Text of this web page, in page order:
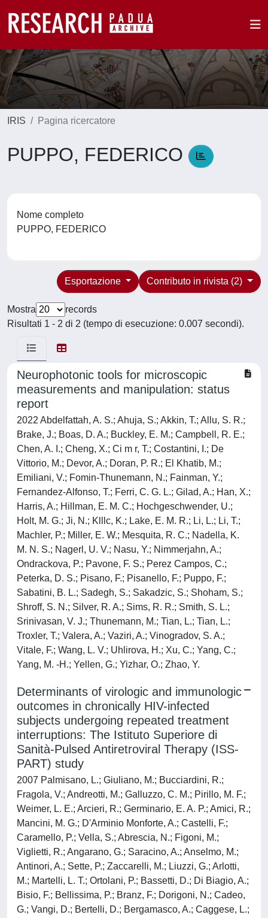
IRIS Pagina ricercatore
PUPPO, FEDERICO
Nome completo
PUPPO, FEDERICO
Contributo in rivista (2)
Esportazione
Mostra
records
Risultati 1 - 2 di 2 (tempo di esecuzione: 0.007 secondi).
Neurophotonic tools for microscopic
measurements and manipulation: status
report
2022 Abdelfattah, A. S.; Ahuja, S.; Akkin, T.; Allu, S. R.;
Brake, J.; Boas, D. A.; Buckley, E. M.; Campbell, R. E.;
Chen, A. I.; Cheng, X.; Ci m r, T.; Costantini, I.; De
Vittorio, M.; Devor, A.; Doran, P. R.; El Khatib, M.;
Emiliani, V.; Fomin-Thunemann, N.; Fainman, Y.;
Fernandez-Alfonso, T.; Ferri, C. G. L.; Gilad, A.; Han, X.;
Harris, A.; Hillman, E. M. C.; Hochgeschwender, U.;
Holt, M. G.; Ji, N.; Klllc, K.; Lake, E. M. R.; Li, L.; Li, T.;
Machler, P.; Miller, E. W.; Mesquita, R. C.; Nadella, K.
M. N. S.; Nagerl, U. V.; Nasu, Y.; Nimmerjahn, A.;
Ondrackova, P.; Pavone, F. S.; Perez Campos, C.;
Peterka, D. S.; Pisano, F.; Pisanello, F.; Puppo, F.;
Sabatini, B. L.; Sadegh, S.; Sakadzic, S.; Shoham, S.;
Shroff, S. N.; Silver, R. A.; Sims, R. R.; Smith, S. L.;
Srinivasan, V. J.; Thunemann, M.; Tian, L.; Tian, L.;
Troxler, T.; Valera, A.; Vaziri, A.; Vinogradov, S. A.;
Vitale, F.; Wang, L. V.; Uhlirova, H.; Xu, C.; Yang, C.;
Yang, M. -H.; Yellen, G.; Yizhar, O.; Zhao, Y.
Determinants of virologic and immunologic
outcomes in chronically HIV-infected
subjects undergoing repeated treatment
interruptions: The Istituto Superiore di
Sanità-Pulsed Antiretroviral Therapy (ISS-
PART) study
2007 Palmisano, L.; Giuliano, M.; Bucciardini, R.;
Fragola, V.; Andreotti, M.; Galluzzo, C. M.; Pirillo, M. F.;
Weimer, L. E.; Arcieri, R.; Germinario, E. A. P.; Amici, R.;
Mancini, M. G.; D'Arminio Monforte, A.; Castelli, F.;
Caramello, P.; Vella, S.; Abrescia, N.; Figoni, M.;
Viglietti, R.; Angarano, G.; Saracino, A.; Anselmo, M.;
Antinori, A.; Sette, P.; Zaccarelli, M.; Liuzzi, G.; Arlotti,
M.; Martelli, L. T.; Ortolani, P.; Bassetti, D.; Di Biagio, A.;
Bisio, F.; Bellissima, P.; Branz, F.; Dorigoni, N.; Cadeo,
G.; Vangi, D.; Bertelli, D.; Bergamasco, A.; Caggese, L.;